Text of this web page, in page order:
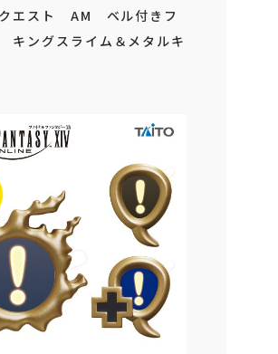
クエスト AM ベル付きフ
キングスライム＆メタルキ